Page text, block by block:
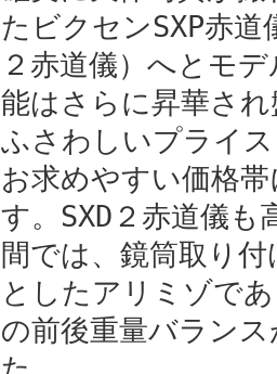
たビクセンSXP赤
２赤道儀）へとモ
能はさらに昇華さ
ふさわしいプライ
お求めやすい価格
す。SXD２赤道儀
間では、鏡筒取り
としたアリミゾで
の前後重量バラン